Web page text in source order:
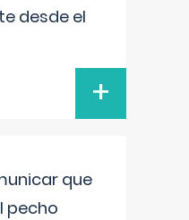
desde el
+
que
pecho